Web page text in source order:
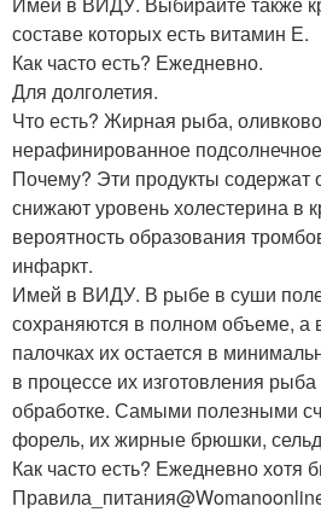
составе которых есть витамин Е.
Как часто есть? Ежедневно.
Для долголетия.
Что есть? Жирная рыба,
нерафинированное
Почему? Эти продукты содержат
снижают уровень холестерина в
вероятность образования
инфаркт.
Имей в ВИДУ. В рыбе в суши
сохраняются в полном объеме, а
палочках их остается в
в процессе их изготовления
обработке. Самыми полезными
форель, их жирные брюшки,
Как часто есть? Ежедневно хотя